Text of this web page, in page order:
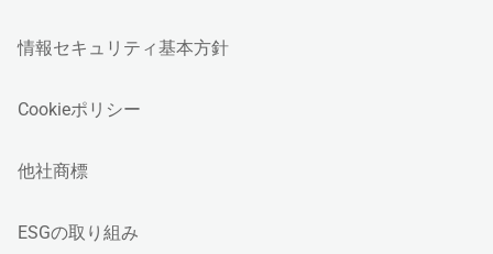
情報セキュリティ基本方針
Cookieポリシー
他社商標
ESGの取り組み